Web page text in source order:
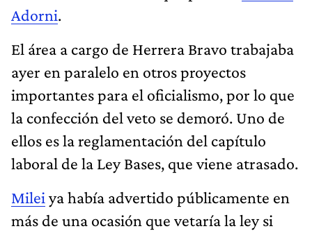
Adorni.
El área a cargo de Herrera Bravo trabajaba
ayer en paralelo en otros proyectos
importantes para el oficialismo, por lo que
la confección del veto se demoró. Uno de
ellos es la reglamentación del capítulo
laboral de la Ley Bases, que viene atrasado.
Milei ya había advertido públicamente en
más de una ocasión que vetaría la ley si